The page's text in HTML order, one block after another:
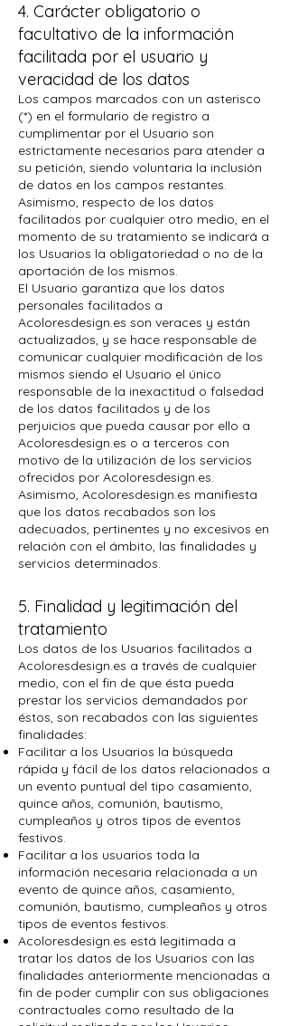
4. Carácter obligatorio o
facultativo de la información
facilitada por el usuario y
veracidad de los datos
Los campos marcados con un asterisco
(*) en el formulario de registro a
cumplimentar por el Usuario son
estrictamente necesarios para atender a
su petición, siendo voluntaria la inclusión
de datos en los campos restantes.
Asimismo, respecto de los datos
facilitados por cualquier otro medio, en el
momento de su tratamiento se indicará a
los Usuarios la obligatoriedad o no de la
aportación de los mismos.
El Usuario garantiza que los datos
personales facilitados a
Acoloresdesign.es son veraces y están
actualizados, y se hace responsable de
comunicar cualquier modificación de los
mismos siendo el Usuario el único
responsable de la inexactitud o falsedad
de los datos facilitados y de los
perjuicios que pueda causar por ello a
Acoloresdesign.es o a terceros con
motivo de la utilización de los servicios
ofrecidos por Acoloresdesign.es.
Asimismo, Acoloresdesign.es manifiesta
que los datos recabados son los
adecuados, pertinentes y no excesivos en
relación con el ámbito, las finalidades y
servicios determinados.
5. Finalidad y legitimación del
tratamiento
Los datos de los Usuarios facilitados a
Acoloresdesign.es a través de cualquier
medio, con el fin de que ésta pueda
prestar los servicios demandados por
éstos, son recabados con las siguientes
finalidades:
Facilitar a los Usuarios la búsqueda
rápida y fácil de los datos relacionados a
un evento puntual del tipo casamiento,
quince años, comunión, bautismo,
cumpleaños y otros tipos de eventos
festivos.
Facilitar a los usuarios toda la
información necesaria relacionada a un
evento de quince años, casamiento,
comunión, bautismo, cumpleaños y otros
tipos de eventos festivos.
Acoloresdesign.es está legitimada a
tratar los datos de los Usuarios con las
finalidades anteriormente mencionadas a
fin de poder cumplir con sus obligaciones
contractuales como resultado de la